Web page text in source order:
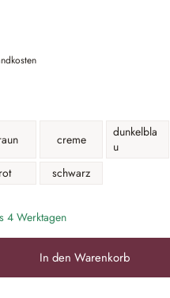
creme
dunkelbla
u
rot schwarz
4 Werktagen
Gib den gewünschten
In den Warenkorb